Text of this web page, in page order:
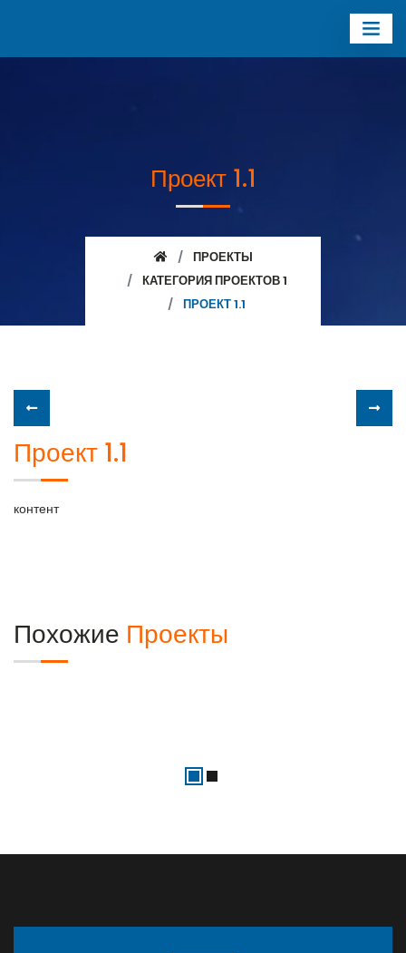
Проект 1.1
ПРОЕКТЫ
КАТЕГОРИЯ ПРОЕКТОВ 1
ПРОЕКТ 1.1
Проект 1.1
контент
Похожие Проекты